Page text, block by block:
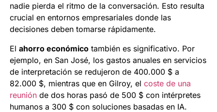
nadie pierda el ritmo de la conversación. Esto resulta
crucial en entornos empresariales donde las
decisiones deben tomarse rápidamente.
El ahorro económico también es significativo. Por
ejemplo, en San José, los gastos anuales en servicios
de interpretación se redujeron de 400.000 $ a
82.000 $, mientras que en Gilroy, el coste de una
reunión de dos horas pasó de 500 $ con intérpretes
humanos a 300 $ con soluciones basadas en IA.